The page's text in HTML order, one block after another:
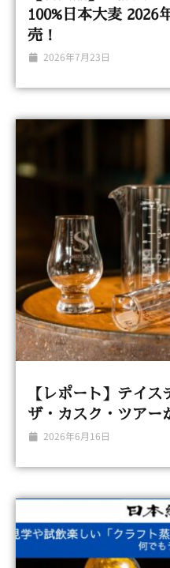
100%日本大麦 2026
売！
2026年7月23日
【レポート】テイ
ザ・カスク・ツアー
2026年6月16日